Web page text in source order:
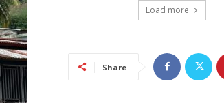
Load more
Share